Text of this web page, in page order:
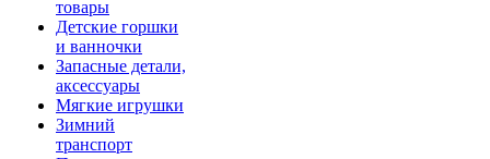
товары
Детские горшки
и ванночки
Запасные детали,
аксессуары
Мягкие игрушки
Зимний
транспорт